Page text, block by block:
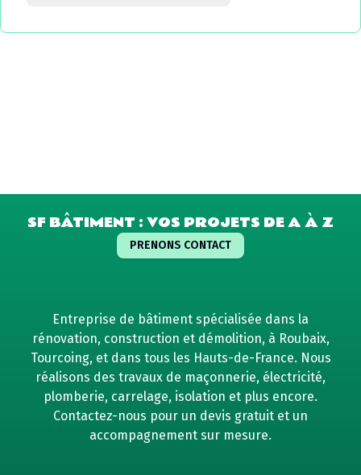
SF BÂTIMENT : VOS PROJETS DE A À Z
PRENONS CONTACT
Entreprise de bâtiment spécialisée dans la
rénovation, construction et démolition, à Roubaix,
Tourcoing, et dans tous les Hauts-de-France. Nous
réalisons des travaux de maçonnerie, électricité,
plomberie, carrelage, isolation et plus encore.
Contactez-nous pour un devis gratuit et un
accompagnement sur mesure.